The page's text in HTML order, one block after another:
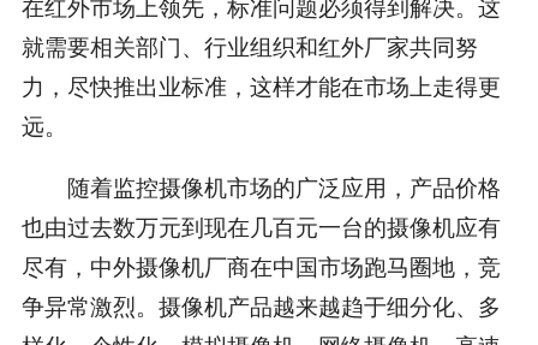
就需要相关部门、行业组织和红外厂家共同努
力，尽快推出业标准，这样才能在市场上走得更
远。
随着监控摄像机市场的广泛应用，产品价格
也由过去数万元到现在几百元一台的摄像机应有
尽有，中外摄像机厂商在中国市场跑马圈地，竞
争异常激烈。摄像机产品越来越趋于细分化、多